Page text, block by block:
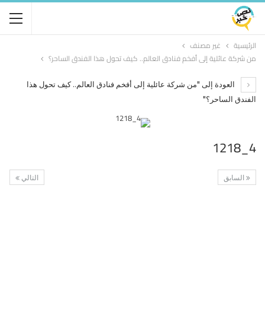
الرئيسية
غير مصنف
من شركة عائلية إلى أفخم فنادق العالم.. كيف تحول هذا الفندق الساحر؟
العودة إلى "من شركة عائلية إلى أفخم فنادق العالم.. كيف تحول هذا
الفندق الساحر؟"
4_1218
التالي السابق